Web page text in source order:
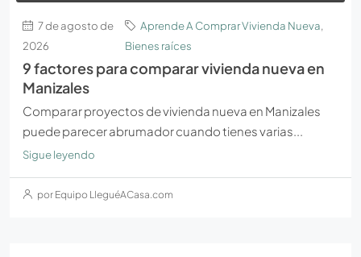
7 de agosto de
2026
Aprende A Comprar Vivienda Nueva,
Bienes raíces
9 factores para comparar vivienda nueva en
Manizales
Comparar proyectos de vivienda nueva en Manizales
puede parecer abrumador cuando tienes varias...
Sigue leyendo
por Equipo LleguéACasa.com